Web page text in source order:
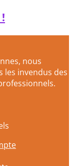
nous
les invendus des